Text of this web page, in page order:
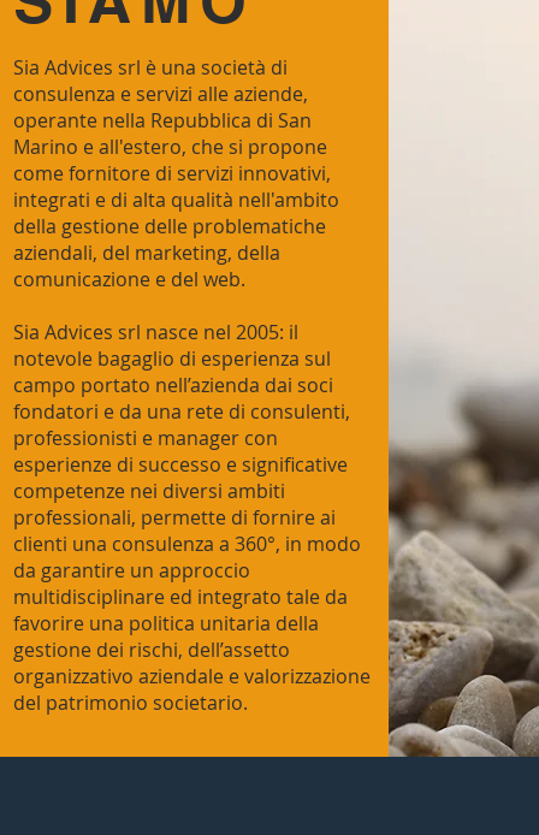
Sia Advices srl è una società di
consulenza e servizi alle aziende,
operante nella Repubblica di San
Marino e all'estero, che si propone
come fornitore di servizi innovativi,
integrati e di alta qualità nell'ambito
della gestione delle problematiche
aziendali, del marketing, della
comunicazione e del web.
Sia Advices srl nasce nel 2005: il
notevole bagaglio di esperienza sul
campo portato nell’azienda dai soci
fondatori e da una rete di consulenti,
professionisti e manager con
esperienze di successo e significative
competenze nei diversi ambiti
professionali, permette di fornire ai
clienti una consulenza a 360°, in modo
da garantire un approccio
multidisciplinare ed integrato tale da
favorire una politica unitaria della
gestione dei rischi, dell’assetto
organizzativo aziendale e valorizzazione
del patrimonio societario.